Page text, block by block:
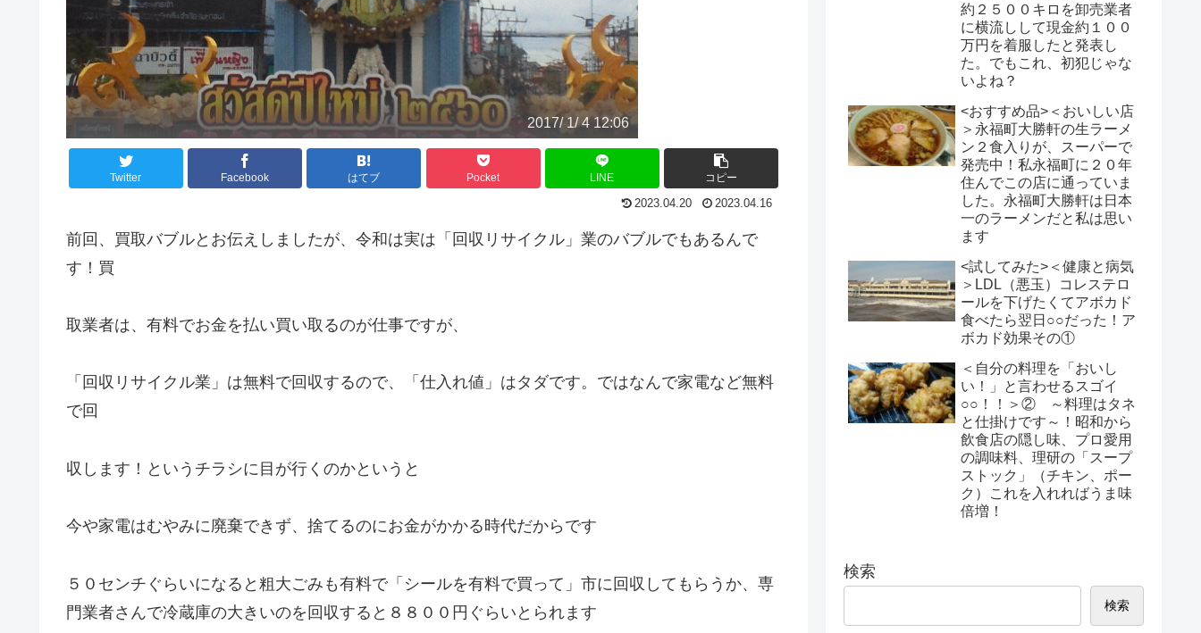
2017/ 1/ 4 12:06
Twitter Facebook はてブ Pocket LINE コピー
2023.04.20 2023.04.16
前回、買取バブルとお伝えしましたが、令和は実は「回収リサイクル」業のバブルでもあるんで
す！買
取業者は、有料でお金を払い買い取るのが仕事ですが、
「回収リサイクル業」は無料で回収するので、「仕入れ値」はタダです。ではなんで家電など無料
で回
収します！というチラシに目が行くのかというと
今や家電はむやみに廃棄できず、捨てるのにお金がかかる時代だからです
５０センチぐらいになると粗大ごみも有料で「シールを有料で買って」市に回収してもらうか、専
門業者さんで冷蔵庫の大きいのを回収すると８８００円ぐらいとられます
約２５００キロを卸売業者
に横流しして現金約１００
万円を着服したと発表し
た。でもこれ、初犯じゃな
いよね？
<おすすめ品>＜おいしい店
＞永福町大勝軒の生ラーメ
ン２食入りが、スーパーで
発売中！私永福町に２０年
住んでこの店に通っていま
した。永福町大勝軒は日本
一のラーメンだと私は思い
ます
<試してみた>＜健康と病気
＞LDL（悪玉）コレステロ
ールを下げたくてアボカド
食べたら翌日○○だった！ア
ボカド効果その①
＜自分の料理を「おいし
い！」と言わせるスゴイ
○○！！＞② ～料理はタネ
と仕掛けです～！昭和から
飲食店の隠し味、プロ愛用
の調味料、理研の「スープ
ストック」（チキン、ポー
ク）これを入れればうま味
倍増！
検索
検索